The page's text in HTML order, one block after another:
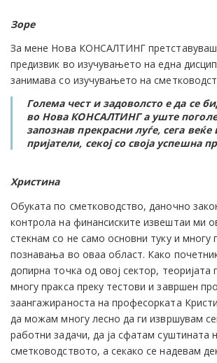
Зоре
За мене Нова КОНСАЛТИНГ
предизвик во изучувањето на една
занимава со изучувањето на
Голема чест и задоволсто е да се
во Нова КОНСАЛТИНГ а уште
запознав прекрасни луѓе, сега
пријатели, секој со своја успешна
Христина
Обуката по сметководство, даночно
контрола на финансиските извештаи ми
стекнам со не само основни туку и многу
познавања во оваа област. Како
допирна точка од овој сектор, теоријата
многу пракса преку тестови и завршен
заангажираноста на професорката
да можам многу лесно да ги извршувам
работни задачи, да ја сфатам суштината
сметководството, а секако се надевам